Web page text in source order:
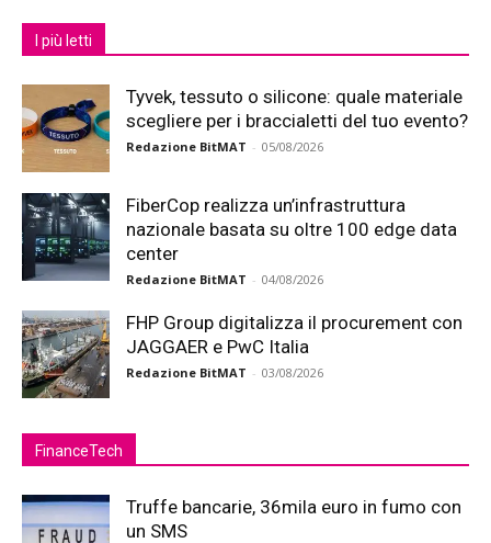
I più letti
Tyvek, tessuto o silicone: quale materiale
scegliere per i braccialetti del tuo evento?
Redazione BitMAT - 05/08/2026
FiberCop realizza un’infrastruttura
nazionale basata su oltre 100 edge data
center
Redazione BitMAT - 04/08/2026
FHP Group digitalizza il procurement con
JAGGAER e PwC Italia
Redazione BitMAT - 03/08/2026
FinanceTech
Truffe bancarie, 36mila euro in fumo con
un SMS